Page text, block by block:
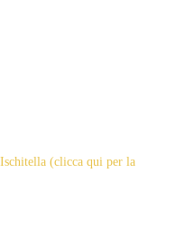
(clicca qui per la